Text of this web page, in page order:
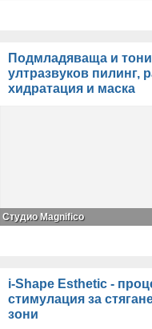
Подмладяваща и
ултразвуков пилинг,
хидратация и маска
Студио Magnifico
i-Shape Esthetic -
стимулация за
зони